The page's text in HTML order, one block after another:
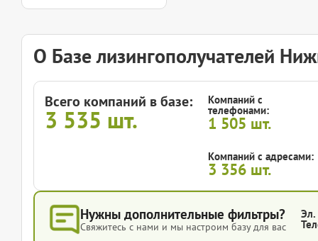
О Базе лизингополучателей
Всего компаний в базе:
3 535 шт.
Компаний с
телефонами:
1 505 шт.
Компаний с адресами:
3 356 шт.
Нужны дополнительные фильтры?
Свяжитесь с нами и мы настроим базу для вас
Эл.